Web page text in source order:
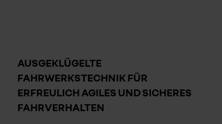
AUSGEKLÜGELTE
FAHRWERKSTECHNIK FÜR
ERFREULICH AGILES UND SICHERES
FAHRVERHALTEN